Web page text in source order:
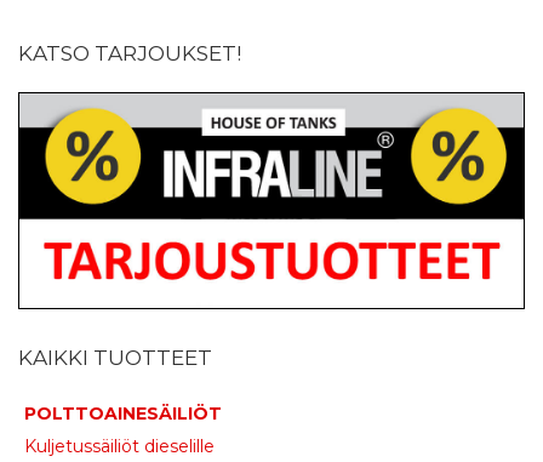
KATSO TARJOUKSET!
KAIKKI TUOTTEET
POLTTOAINESÄILIÖT
Kuljetussäiliöt dieselille